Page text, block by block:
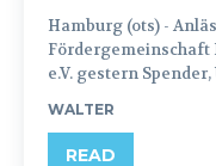
Hamburg (ots) - Anlässlich ihres 50. Jubiläums lud die
e.V. gestern
WALTER
READ